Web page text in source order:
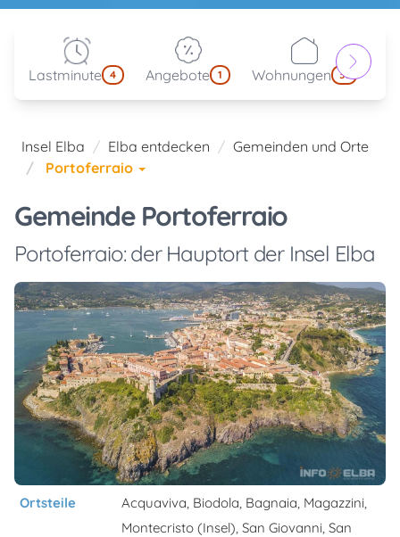
Lastminute 4 Angebote 1 Wohnungen 31
Insel Elba Elba entdecken
Gemeinden und Orte
Portoferraio
Gemeinde Portoferraio
Portoferraio: der Hauptort der Insel Elba
Ortsteile
Acquaviva, Biodola, Bagnaia, Magazzini,
Montecristo (Insel), San Giovanni, San